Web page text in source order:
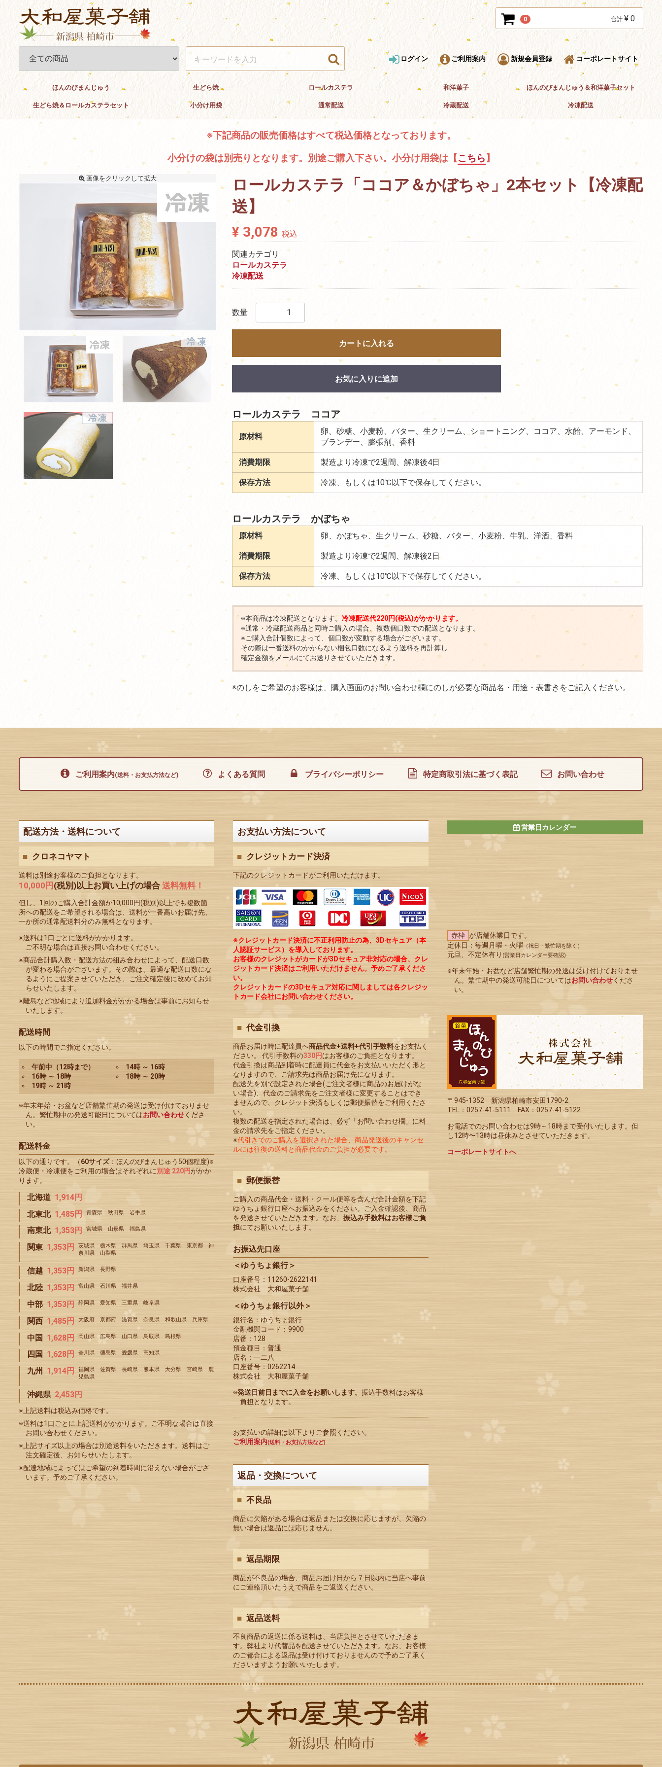
0 合計 ¥ 0
ログイン ご利用案内 新規会員登録 コーポレートサイト
ほんのびまんじゅう 生どら焼 ロールカステラ 和洋菓子 ほんのびまんじゅう＆和洋菓子セット
生どら焼＆ロールカステラセット 小分け用袋 通常配送 冷蔵配送 冷凍配送
※下記商品の販売価格はすべて税込価格となっております。
小分けの袋は別売りとなります。別途ご購入下さい。小分け用袋は【こちら】
画像をクリック して拡大
ロールカステラ「ココア＆かぼちゃ」2本セット【冷凍配
送】
¥ 3,078 税込
関連カテゴリ
ロールカステラ
冷凍配送
数量
カートに入れる
お気に入りに追加
ロールカステラ ココア
原材料
卵、砂糖、小麦粉、バター、生クリーム、ショートニング、ココア、水飴、アーモンド、
ブランデー、膨張剤、香料
消費期限 製造より冷凍で2週間、解凍後4日
保存方法 冷凍、もしくは10℃以下で保存してください。
ロールカステラ かぼちゃ
原材料 卵、かぼちゃ、生クリーム、砂糖、バター、小麦粉、牛乳、洋酒、香料
消費期限 製造より冷凍で2週間、解凍後2日
保存方法 冷凍、もしくは10℃以下で保存してください。
※本商品は冷凍配送となります。 冷凍配送代220円(税込)がかかります。
※通常・冷蔵配送商品と同時ご購入の場合、複数個口数での配送となります。
※ご購入合計個数によって、個口数が変動する場合がございます。
その際は一番送料のかからない梱包口数になるよう送料を再計算し
確定金額をメールにてお送りさせていただきます。
※のしをご希望のお客様は、購入画面のお問い合わせ欄にのしが必要な商品名・用途・表書きをご記入ください。
ご利用案内(送料・お支払方法など) よくある質問 プライバシーポリシー 特定商取引法に基づく表記 お問い合わせ
配送方法・送料について
クロネコヤマト
送料は別途お客様のご負担となります。
10,000円(税別)以上お買い上げの場合 送料無料！
但し、1回のご購入合計金額が10,000円(税別)以上でも複数箇
所への配送をご希望される場合は、送料が一番高いお届け先、
一か所の通常配送料分のみ無料となります。
※送料は1口ごとに送料がかかります。
ご不明な場合は直接お問い合わせください。
※商品合計購入数・配送方法の組み合わせによって、配送口数
が変わる場合がございます。その際は、最適な配送口数にな
るようにご提案させていただき、ご注文確定後に改めてお知
らせいたします。
※離島など地域により追加料金がかかる場合は事前にお知らせ
いたします。
配送時間
以下の時間でご指定ください。
午前中（12時まで）
14時 ～ 16時
16時 ～ 18時
18時 ～ 20時
19時 ～ 21時
※年末年始・お盆など店舗繁忙期の発送は受け付けておりませ
ん。繁忙期中の発送可能日についてはお問い合わせくださ
い。
配送料金
以下の通りです。（60サイズ：ほんのびまんじゅう50個程度)※
冷蔵便・冷凍便をご利用の場合はそれぞれに別途 220円がかか
ります。
北海道 1,914円
北東北 1,485円 青森県 秋田県 岩手県
南東北 1,353円 宮城県 山形県 福島県
関東 1,353円
茨城県 栃木県 群馬県 埼玉県 千葉県 東京都 神
奈川県 山梨県
信越 1,353円 新潟県 長野県
北陸 1,353円 富山県 石川県 福井県
中部 1,353円 静岡県 愛知県 三重県 岐阜県
関西 1,485円 大阪府 京都府 滋賀県 奈良県 和歌山県 兵庫県
中国 1,628円 岡山県 広島県 山口県 鳥取県 島根県
四国 1,628円 香川県 徳島県 愛媛県 高知県
九州 1,914円
福岡県 佐賀県 長崎県 熊本県 大分県 宮崎県 鹿
児島県
沖縄県 2,453円
※上記送料は税込み価格です。
※送料は1口ごとに上記送料がかかります。ご不明な場合は直接
お問い合わせください。
※上記サイズ以上の場合は別途送料をいただきます。送料はご
注文確定後、お知らせいたします。
※配達地域によってはご希望の到着時間に沿えない場合がござ
います。予めご了承ください。
お支払い方法について
クレジットカード決済
下記のクレジットカードがご利用いただけます。
※クレジットカード決済に不正利用防止の為、3Dセキュア（本
人認証サービス）を導入しております。
お客様のクレジットがカードが3Dセキュア非対応の場合、クレ
ジットカード決済はご利用いただけません。予めご了承くださ
い。
クレジットカードの3Dセキュア対応に関しましては各クレジッ
トカード会社にお問い合わせください。
代金引換
商品お届け時に配達員へ商品代金+送料+代引手数料をお支払く
ださい。 代引手数料の330円はお客様のご負担となります。
代金引換は商品到着時に配達員に代金をお支払いいただく形と
なりますので、ご請求先は商品お届け先になります。
配送先を別で設定された場合(ご注文者様に商品のお届けがな
い場合)、代金のご請求先をご注文者様に変更することはでき
ませんので、クレジット決済もしくは郵便振替をご利用くださ
い。
複数の配送を指定された場合は、必ず「お問い合わせ欄」に料
金の請求先をご指定ください。
※代引きでのご購入を選択された場合、商品発送後のキャンセ
ルには往復の送料と商品代金のご負担が必要です。
郵便振替
ご購入の商品代金・送料・クール便等を含んだ合計金額を下記
ゆうちょ銀行口座へお振込みをください。ご入金確認後、商品
を発送させていただきます。なお、 振込み手数料はお客様ご負
担にてお願いいたします。
お振込先口座
＜ゆうちょ銀行＞
口座番号：11260-2622141
株式会社 大和屋菓子舗
＜ゆうちょ銀行以外＞
銀行名：ゆうちょ銀行
金融機関コード：9900
店番：128
預金種目：普通
店名：一二八
口座番号：0262214
株式会社 大和屋菓子舗
※発送日前日までに入金をお願いします。 振込手数料はお客様
負担となります。
お支払いの詳細は以下よりご参照ください。
ご利用案内(送料・お支払方法など)
返品・交換について
不良品
商品に欠陥がある場合は返品または交換に応じますが、欠陥の
無い場合は返品には応じません。
返品期限
商品が不良品の場合、商品お届け日から７日以内に当店へ事前
にご連絡頂いたうえで商品をご返送ください。
返品送料
不良商品の返送に係る送料は、当店負担とさせていただきま
す。弊社より代替品を配送させていただきます。なお、お客様
のご都合による返品は受け付けておりませんので予めご了承く
ださいますようお願いいたします。
営業日カレンダー
赤枠 が店舗休業日です。
定休日：毎週月曜・火曜 （祝日・繁忙期を除く）
元旦、不定休有り (営業日カレンダー要確認)
※年末年始・お盆など店舗繁忙期の発送は受け付けておりませ
ん。繁忙期中の発送可能日についてはお問い合わせくださ
い。
〒945-1352 新潟県柏崎市安田1790-2
TEL：0257-41-5111
FAX：0257-41-5122
お電話でのお問い合わせは9時～ 18時まで受付いたします。但
し12時〜13時は昼休みとさせていただきます。
コーポレートサイトへ